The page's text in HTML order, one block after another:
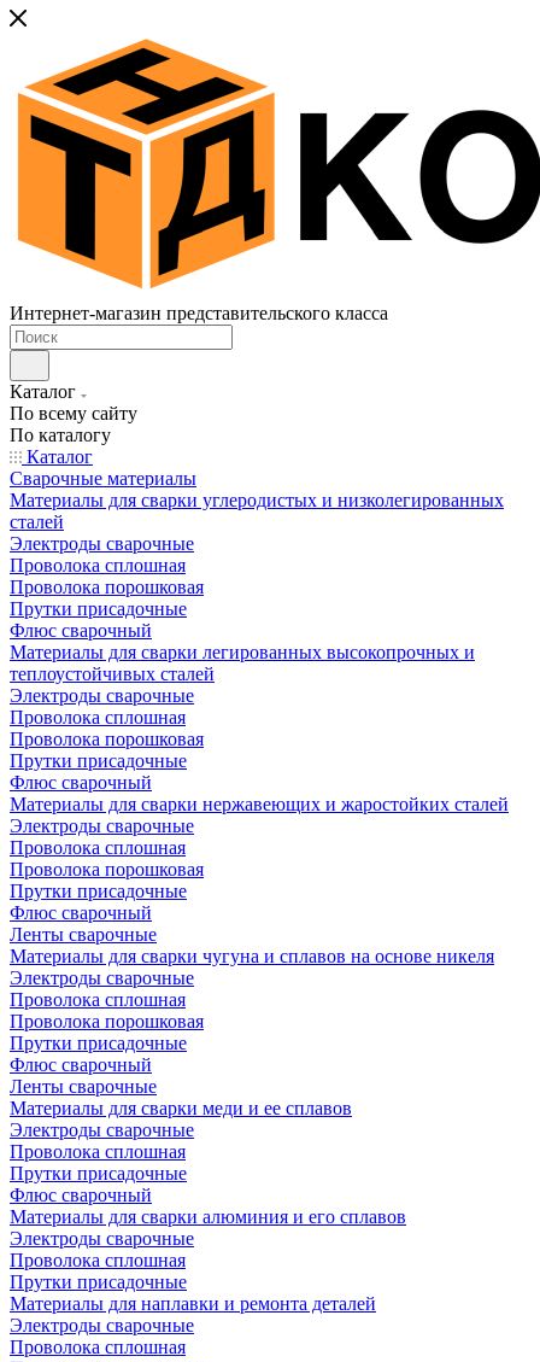
Интернет-магазин представительского класса
Каталог
По всему сайту
По каталогу
Каталог
Сварочные материалы
Материалы для сварки углеродистых и низколегированных
сталей
Электроды сварочные
Проволока сплошная
Проволока порошковая
Прутки присадочные
Флюс сварочный
Материалы для сварки легированных высокопрочных и
теплоустойчивых сталей
Электроды сварочные
Проволока сплошная
Проволока порошковая
Прутки присадочные
Флюс сварочный
Материалы для сварки нержавеющих и жаростойких сталей
Электроды сварочные
Проволока сплошная
Проволока порошковая
Прутки присадочные
Флюс сварочный
Ленты сварочные
Материалы для сварки чугуна и сплавов на основе никеля
Электроды сварочные
Проволока сплошная
Проволока порошковая
Прутки присадочные
Флюс сварочный
Ленты сварочные
Материалы для сварки меди и ее сплавов
Электроды сварочные
Проволока сплошная
Прутки присадочные
Флюс сварочный
Материалы для сварки алюминия и его сплавов
Электроды сварочные
Проволока сплошная
Прутки присадочные
Материалы для наплавки и ремонта деталей
Электроды сварочные
Проволока сплошная